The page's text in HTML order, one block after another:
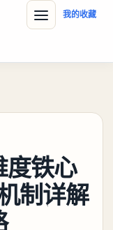
我的收藏
铁心
制详解